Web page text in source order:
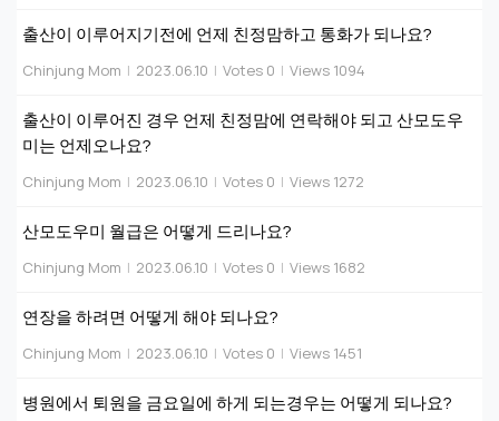
출산이 이루어지기전에 언제 친정맘하고 통화가 되나요?
Chinjung Mom | 2023.06.10 | Votes 0 | Views 1094
출산이 이루어진 경우 언제 친정맘에 연락해야 되고 산모도우
미는 언제오나요?
Chinjung Mom | 2023.06.10 | Votes 0 | Views 1272
산모도우미 월급은 어떻게 드리나요?
Chinjung Mom | 2023.06.10 | Votes 0 | Views 1682
연장을 하려면 어떻게 해야 되나요?
Chinjung Mom | 2023.06.10 | Votes 0 | Views 1451
병원에서 퇴원을 금요일에 하게 되는경우는 어떻게 되나요?